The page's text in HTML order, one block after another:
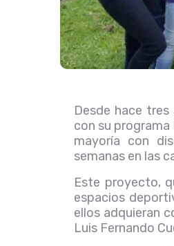
Desde hace
con su programa
mayoría con
semanas en las
Este proyecto,
espacios
ellos adquieran
Luis Fernando